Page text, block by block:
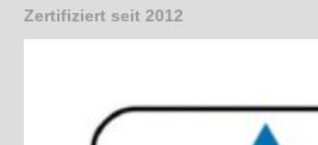
Zertifiziert seit 2012